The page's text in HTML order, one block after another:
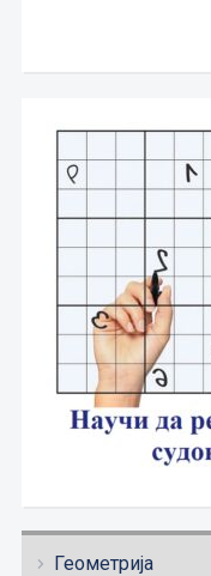
Геометрија